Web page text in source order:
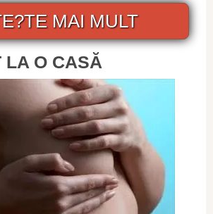
MAI MULT
LA O CASĂ